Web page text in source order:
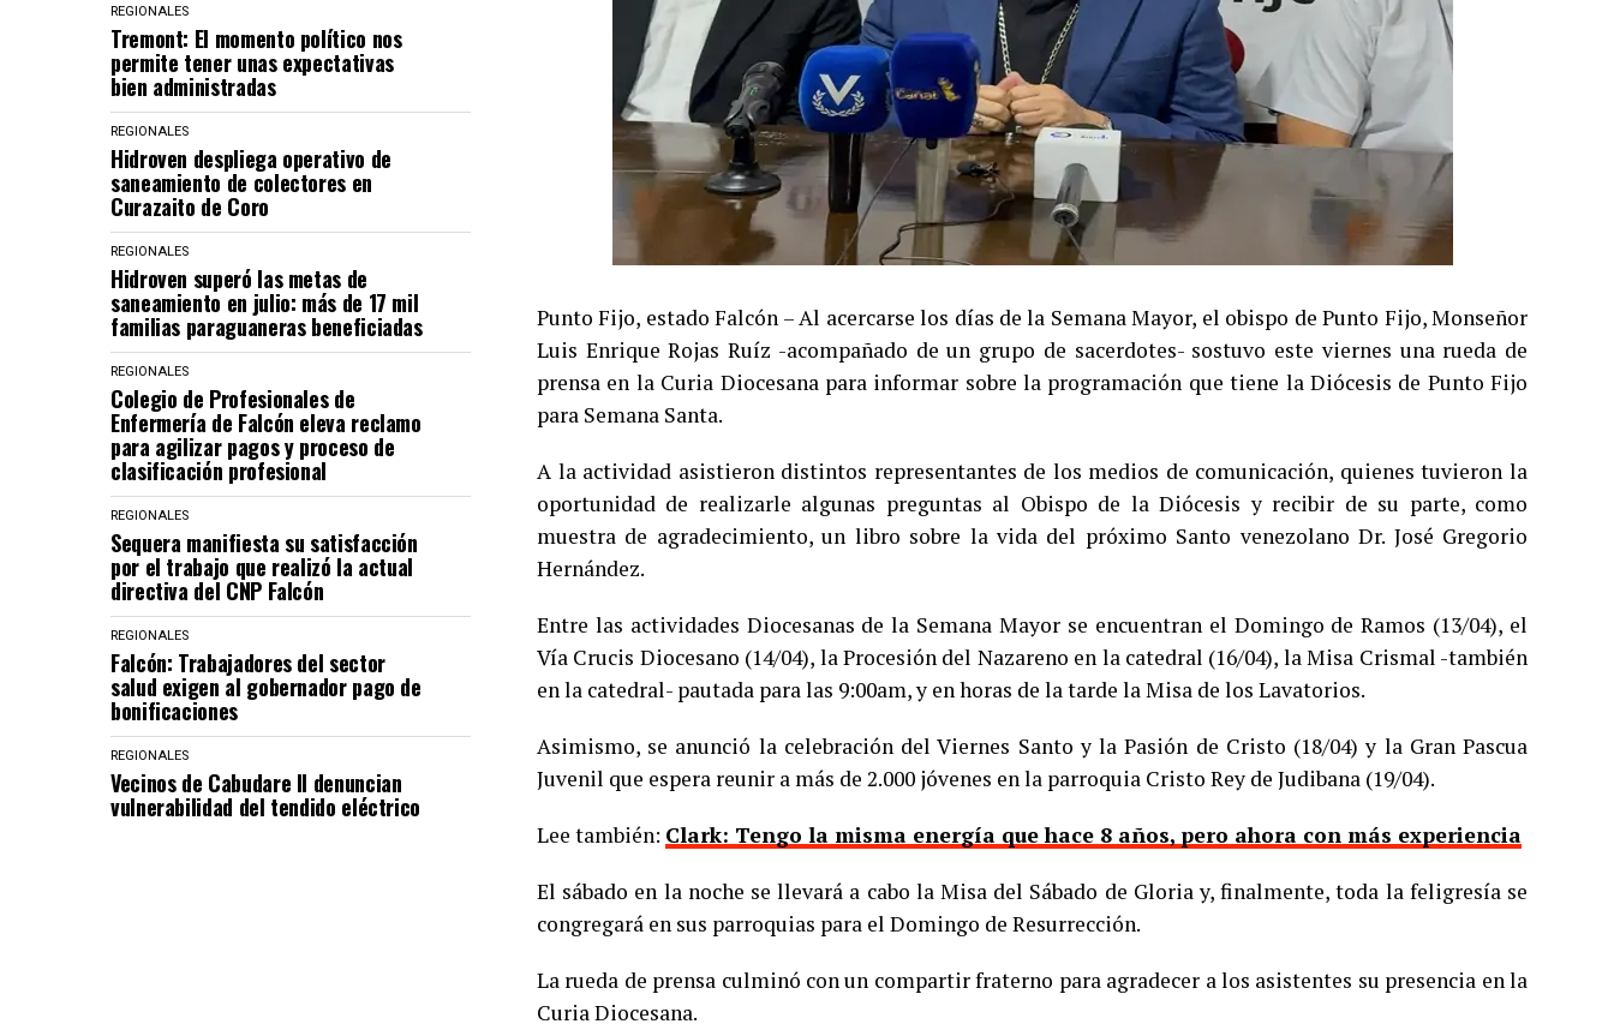
REGIONALES
Tremont: El momento político nos
permite tener unas expectativas
bien administradas
REGIONALES
Hidroven despliega operativo de
saneamiento de colectores en
Curazaito de Coro
REGIONALES
Hidroven superó las metas de
saneamiento en julio: más de 17 mil
familias paraguaneras beneficiadas
REGIONALES
Colegio de Profesionales de
Enfermería de Falcón eleva reclamo
para agilizar pagos y proceso de
clasificación profesional
REGIONALES
Sequera manifiesta su satisfacción
por el trabajo que realizó la actual
directiva del CNP Falcón
REGIONALES
Falcón: Trabajadores del sector
salud exigen al gobernador pago de
bonificaciones
REGIONALES
Vecinos de Cabudare II denuncian
vulnerabilidad del tendido eléctrico
Punto Fijo, estado Falcón – Al acercarse los días de la Semana Mayor, el obispo de Punto Fijo, Monseñor
Luis Enrique Rojas Ruíz -acompañado de un grupo de sacerdotes- sostuvo este viernes una rueda de
prensa en la Curia Diocesana para informar sobre la programación que tiene la Diócesis de Punto Fijo
para Semana Santa.
A la actividad asistieron distintos representantes de los medios de comunicación, quienes tuvieron la
oportunidad de realizarle algunas preguntas al Obispo de la Diócesis y recibir de su parte, como
muestra de agradecimiento, un libro sobre la vida del próximo Santo venezolano Dr. José Gregorio
Hernández.
Entre las actividades Diocesanas de la Semana Mayor se encuentran el Domingo de Ramos (13/04), el
Vía Crucis Diocesano (14/04), la Procesión del Nazareno en la catedral (16/04), la Misa Crismal -también
en la catedral- pautada para las 9:00am, y en horas de la tarde la Misa de los Lavatorios.
Asimismo, se anunció la celebración del Viernes Santo y la Pasión de Cristo (18/04) y la Gran Pascua
Juvenil que espera reunir a más de 2.000 jóvenes en la parroquia Cristo Rey de Judibana (19/04).
Lee también: Clark: Tengo la misma energía que hace 8 años, pero ahora con más experiencia
El sábado en la noche se llevará a cabo la Misa del Sábado de Gloria y, finalmente, toda la feligresía se
congregará en sus parroquias para el Domingo de Resurrección.
La rueda de prensa culminó con un compartir fraterno para agradecer a los asistentes su presencia en la
Curia Diocesana.